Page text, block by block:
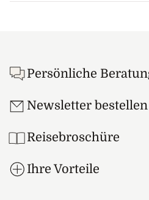
Persönliche
Newsletter bestellen
Reisebroschüre
Ihre Vorteile